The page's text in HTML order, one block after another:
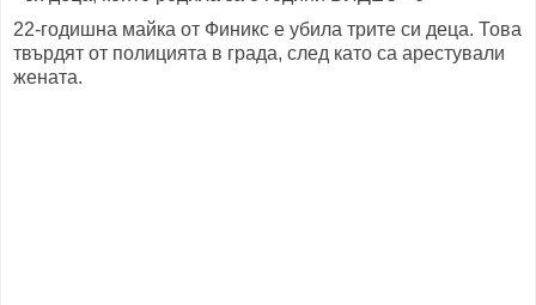
22-годишна майка от Финикс е убила трите си деца. Това
твърдят от полицията в града, след като са арестували
жената.